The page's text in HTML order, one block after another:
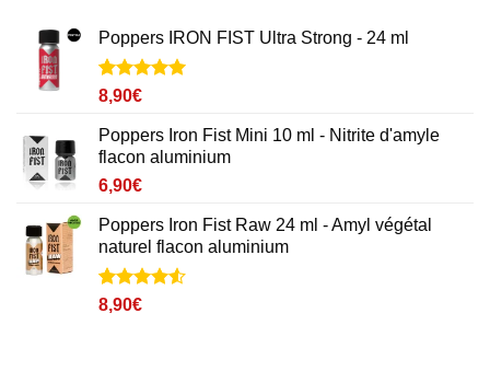
Poppers IRON FIST Ultra Strong - 24 ml
Noté5
7
notations
client
8,90€
Poppers Iron Fist Mini 10 ml - Nitrite d'amyle
flacon aluminium
6,90€
Poppers Iron Fist Raw 24 ml - Amyl végétal
naturel flacon aluminium
Noté4.5
2
8,90€